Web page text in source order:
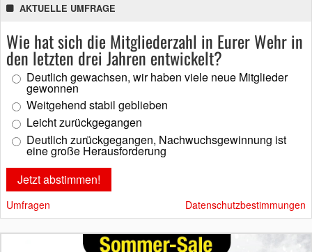
AKTUELLE UMFRAGE
Wie hat sich die Mitgliederzahl in Eurer Wehr in
den letzten drei Jahren entwickelt?
Deutlich gewachsen, wir haben viele neue Mitglieder
gewonnen
Weitgehend stabil geblieben
Leicht zurückgegangen
Deutlich zurückgegangen, Nachwuchsgewinnung ist
eine große Herausforderung
Umfragen Datenschutzbestimmungen